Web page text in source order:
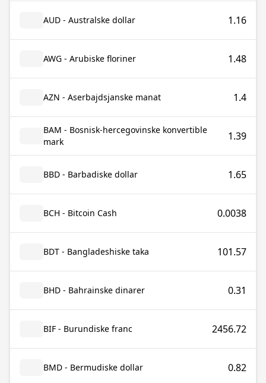
AUD - Australske dollar 1.16
AWG - Arubiske floriner 1.48
AZN - Aserbajdsjanske manat 1.4
BAM - Bosnisk-hercegovinske konvertible
mark
1.39
BBD - Barbadiske dollar 1.65
BCH - Bitcoin Cash 0.0038
BDT - Bangladeshiske taka 101.57
BHD - Bahrainske dinarer 0.31
BIF - Burundiske franc 2456.72
BMD - Bermudiske dollar 0.82